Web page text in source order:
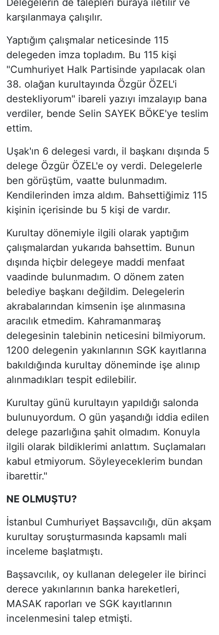
karşılanmaya çalışılır.
Yaptığım çalışmalar neticesinde 115
delegeden imza topladım. Bu 115 kişi
"Cumhuriyet Halk Partisinde yapılacak olan
38. olağan kurultayında Özgür ÖZEL'i
destekliyorum" ibareli yazıyı imzalayıp bana
verdiler, bende Selin SAYEK BÖKE'ye teslim
ettim.
Uşak'ın 6 delegesi vardı, il başkanı dışında 5
delege Özgür ÖZEL'e oy verdi. Delegelerle
ben görüştüm, vaatte bulunmadım.
Kendilerinden imza aldım. Bahsettiğimiz 115
kişinin içerisinde bu 5 kişi de vardır.
Kurultay dönemiyle ilgili olarak yaptığım
çalışmalardan yukarıda bahsettim. Bunun
dışında hiçbir delegeye maddi menfaat
vaadinde bulunmadım. O dönem zaten
belediye başkanı değildim. Delegelerin
akrabalarından kimsenin işe alınmasına
aracılık etmedim. Kahramanmaraş
delegesinin talebinin neticesini bilmiyorum.
1200 delegenin yakınlarının SGK kayıtlarına
bakıldığında kurultay döneminde işe alınıp
alınmadıkları tespit edilebilir.
Kurultay günü kurultayın yapıldığı salonda
bulunuyordum. O gün yaşandığı iddia edilen
delege pazarlığına şahit olmadım. Konuyla
ilgili olarak bildiklerimi anlattım. Suçlamaları
kabul etmiyorum. Söyleyeceklerim bundan
ibarettir."
NE OLMUŞTU?
İstanbul Cumhuriyet Başsavcılığı, dün akşam
kurultay soruşturmasında kapsamlı mali
inceleme başlatmıştı.
Başsavcılık, oy kullanan delegeler ile birinci
derece yakınlarının banka hareketleri,
MASAK raporları ve SGK kayıtlarının
incelenmesini talep etmişti.